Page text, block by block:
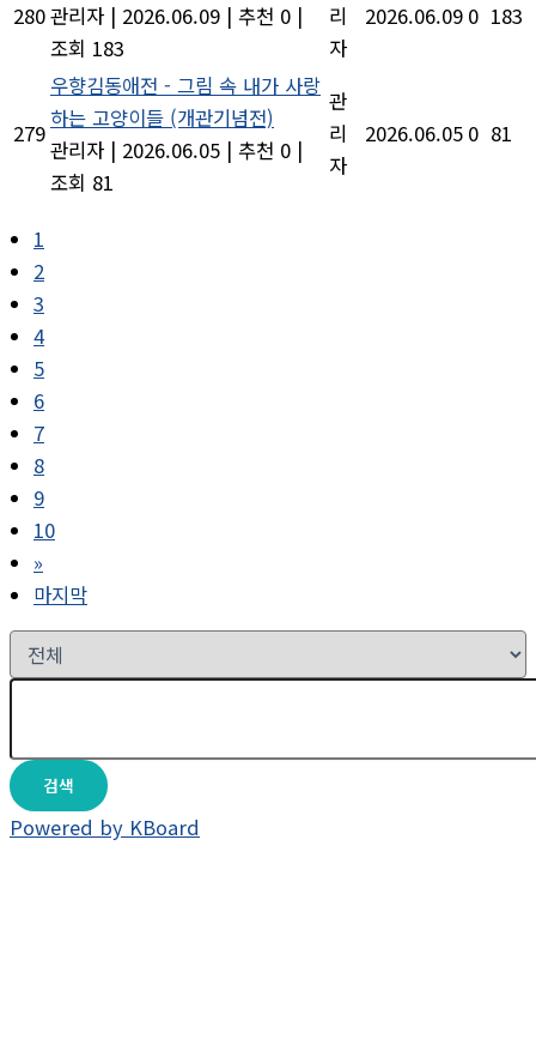
280관리자 | 2026.06.09 | 추천 0 |
조회 183
리
자
2026.06.09 0 183
279
우향김동애전 - 그림 속 내가 사랑
하는 고양이들 (개관기념전)
관리자 | 2026.06.05 | 추천 0 |
조회 81
관
리
자
2026.06.05 0 81
1
2
3
4
5
6
7
8
9
10
»
마지막
검색
Powered by KBoard